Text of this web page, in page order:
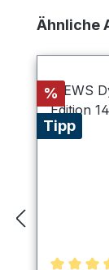
Ähnliche
Rabatt
%
Tipp